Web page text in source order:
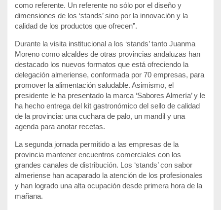
como referente. Un referente no sólo por el diseño y
dimensiones de los ‘stands’ sino por la innovación y la
calidad de los productos que ofrecen”.
Durante la visita institucional a los ‘stands’ tanto Juanma
Moreno como alcaldes de otras provincias andaluzas han
destacado los nuevos formatos que está ofreciendo la
delegación almeriense, conformada por 70 empresas, para
promover la alimentación saludable. Asimismo, el
presidente le ha presentado la marca ‘Sabores Almería’ y le
ha hecho entrega del kit gastronómico del sello de calidad
de la provincia: una cuchara de palo, un mandil y una
agenda para anotar recetas.
La segunda jornada permitido a las empresas de la
provincia mantener encuentros comerciales con los
grandes canales de distribución. Los ‘stands’ con sabor
almeriense han acaparado la atención de los profesionales
y han logrado una alta ocupación desde primera hora de la
mañana.